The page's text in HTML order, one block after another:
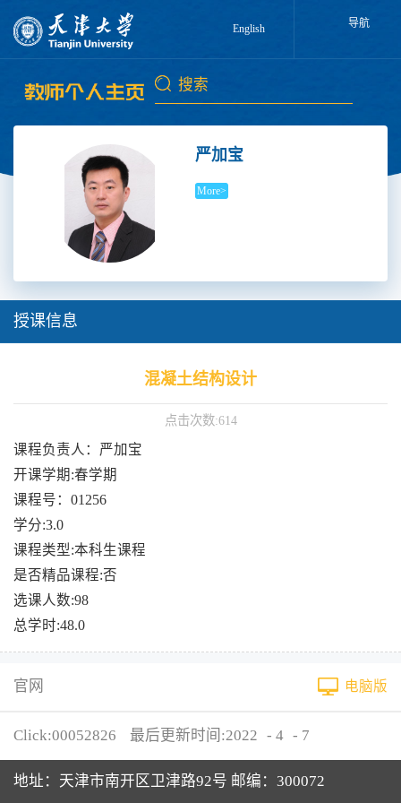
English 导航
严加宝
More>
授课信息
混凝土结构设计
点击次数:614
课程负责人：严加宝
开课学期:春学期
课程号：01256
学分:3.0
课程类型:本科生课程
是否精品课程:否
选课人数:98
总学时:48.0
官网 电脑版
Click:00052826 最后更新时间:2022 - 4 - 7
地址：天津市南开区卫津路92号 邮编：300072